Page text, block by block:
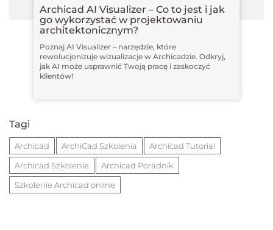
Archicad AI Visualizer – Co to jest i jak
go wykorzystać w projektowaniu
architektonicznym?
Poznaj AI Visualizer – narzędzie, które
rewolucjonizuje wizualizacje w Archicadzie. Odkryj,
jak AI może usprawnić Twoją pracę i zaskoczyć
klientów!
Tagi
Archicad ArchiCad Szkolenia
Archicad Tutorial
Archicad Szkolenie
Archicad Poradnik
Szkolenie Archicad online